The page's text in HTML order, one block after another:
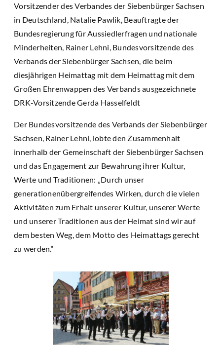
Vorsitzender des Verbandes der Siebenbürger Sachsen
in Deutschland, Natalie Pawlik, Beauftragte der
Bundesregierung für Aussiedlerfragen und nationale
Minderheiten, Rainer Lehni, Bundesvorsitzende des
Verbands der Siebenbürger Sachsen, die beim
diesjährigen Heimattag mit dem Heimattag mit dem
Großen Ehrenwappen des Verbands ausgezeichnete
DRK-Vorsitzende Gerda Hasselfeldt
Der Bundesvorsitzende des Verbands der Siebenbürger
Sachsen, Rainer Lehni, lobte den Zusammenhalt
innerhalb der Gemeinschaft der Siebenbürger Sachsen
und das Engagement zur Bewahrung ihrer Kultur,
Werte und Traditionen: „Durch unser
generationenübergreifendes Wirken, durch die vielen
Aktivitäten zum Erhalt unserer Kultur, unserer Werte
und unserer Traditionen aus der Heimat sind wir auf
dem besten Weg, dem Motto des Heimattags gerecht
zu werden.“